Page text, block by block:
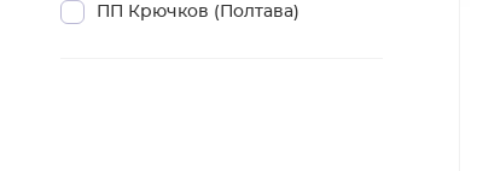
ПП Крючков (Полтава)